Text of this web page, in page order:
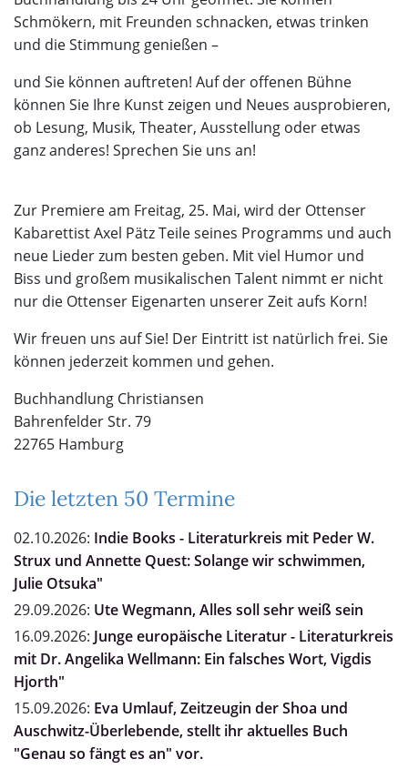
Schmökern, mit Freunden schnacken, etwas trinken
und die Stimmung genießen –
und Sie können auftreten! Auf der offenen Bühne
können Sie Ihre Kunst zeigen und Neues ausprobieren,
ob Lesung, Musik, Theater, Ausstellung oder etwas
ganz anderes! Sprechen Sie uns an!
Zur Premiere am Freitag, 25. Mai, wird der Ottenser
Kabarettist Axel Pätz Teile seines Programms und auch
neue Lieder zum besten geben. Mit viel Humor und
Biss und großem musikalischen Talent nimmt er nicht
nur die Ottenser Eigenarten unserer Zeit aufs Korn!
Wir freuen uns auf Sie! Der Eintritt ist natürlich frei. Sie
können jederzeit kommen und gehen.
Buchhandlung Christiansen
Bahrenfelder Str. 79
22765 Hamburg
Die letzten 50 Termine
02.10.2026: Indie Books - Literaturkreis mit Peder W.
Strux und Annette Quest: Solange wir schwimmen,
Julie Otsuka"
29.09.2026: Ute Wegmann, Alles soll sehr weiß sein
16.09.2026: Junge europäische Literatur - Literaturkreis
mit Dr. Angelika Wellmann: Ein falsches Wort, Vigdis
Hjorth"
15.09.2026: Eva Umlauf, Zeitzeugin der Shoa und
Auschwitz-Überlebende, stellt ihr aktuelles Buch
"Genau so fängt es an" vor.